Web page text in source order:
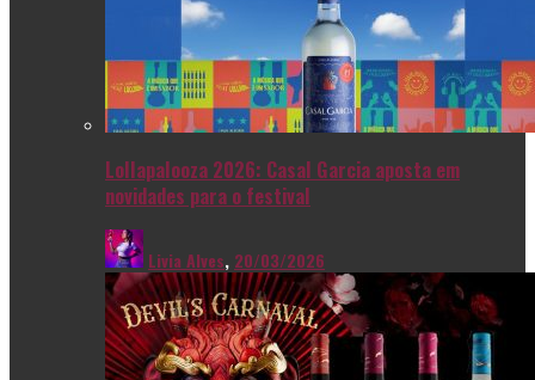
Lollapalooza 2026: Casal Garcia aposta em
novidades para o festival
Livia Alves, 20/03/2026